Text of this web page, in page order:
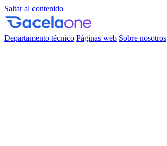
Saltar al contenido
Departamento técnico Páginas web Sobre nosotros